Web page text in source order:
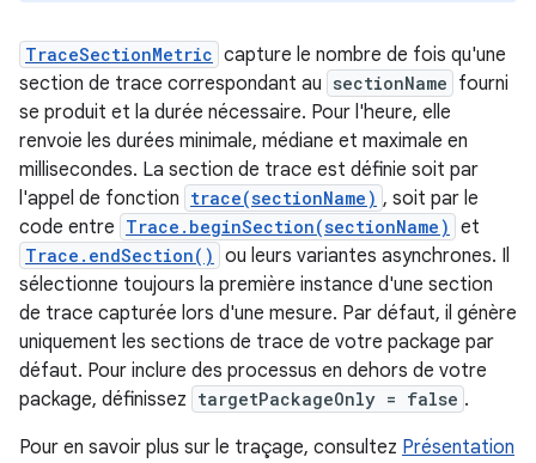
TraceSectionMetric capture le nombre de fois qu'une
section de trace correspondant au sectionName fourni
se produit et la durée nécessaire. Pour l'heure, elle
renvoie les durées minimale, médiane et maximale en
millisecondes. La section de trace est définie soit par
l'appel de fonction trace(sectionName) , soit par le
code entre Trace.beginSection(sectionName) et
Trace.endSection() ou leurs variantes asynchrones. Il
sélectionne toujours la première instance d'une section
de trace capturée lors d'une mesure. Par défaut, il génère
uniquement les sections de trace de votre package par
défaut. Pour inclure des processus en dehors de votre
package, définissez targetPackageOnly = false .
Pour en savoir plus sur le traçage, consultez Présentation